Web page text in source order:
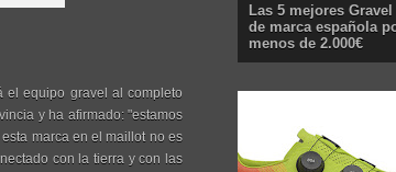
el equipo gravel al completo
y ha afirmado: "estamos
marca en el maillot no es
con la tierra y con las
Las 5 mejores Gravel
de marca española
menos de 2.000€